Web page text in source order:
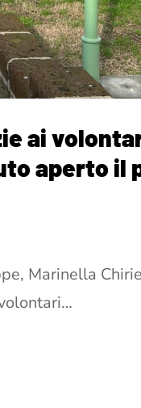
ai
aperto il
Marinella